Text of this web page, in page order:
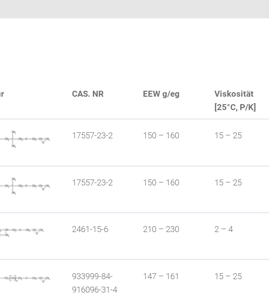
CAS. NR EEW g/eg
Viskosität
[25°C, P/K]
17557-23-2 150 – 160 15 – 25
18; verbessertes Preis-/ Leistungs-verhältnis;geringe Flüchtigkeit
17557-23-2 150 – 160 15 – 25
18; verbessertes Preis-/ Leistungs-verhältnis; geringe Flüchtigkeit
2461-15-6 210 – 230 2 – 4
geringer Geruch; selbstemulgierender Charakter
933999-84-
916096-31-4
147 – 161 15 – 25